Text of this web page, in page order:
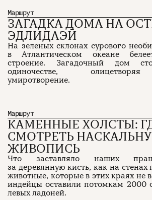
Маршрут
ЗАГАДКА ДОМА НА
ЭДЛИДАЭЙ
На зеленых склонах сурового
в Атлантическом океане
строение. Загадочный дом
одиночестве,
умиротворение.
Маршрут
КАМЕННЫЕ ХОЛСТЫ:
СМОТРЕТЬ
ЖИВОПИСЬ
Что заставляло наших
за деревянную кисть, как на
животные, которые в этих краях не
индейцы оставили потомкам 2000
левых ладоней.